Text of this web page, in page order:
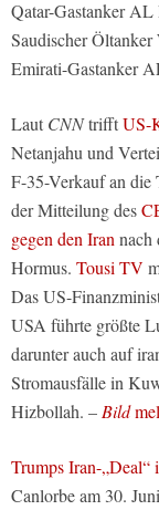
Qatar-Gastanker
Saudischer
Emirati-Gastanker
Laut CNNtrifftUS-
Netanjahu und
F-35-Verkauf an die
der Mitteilung des
gegen den Iran nach
Hormus. Tousi TV
Das US-
USA führte größte
darunter auch auf
Stromausfälle in
Hizbollah. – Bild
Trumps Iran-„Deal“
Canlorbe am 30.